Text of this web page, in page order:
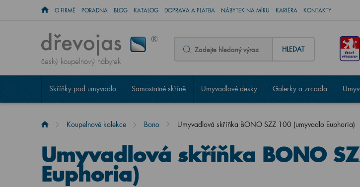
O FIRMĚ PORADNA BLOG KATALOG DOPRAVA A PLATBA NÁBYTEK NA MÍRU KARIÉRA KONTAKTY
český koupelnový nábytek
HLEDAT
Skříňky pod umyvadlo Samostatné skříně Umyvadlové desky Galerky a zrcadla
Koupelnové kolekce Bono Umyvadlová skříňka BONO SZZ 100 (umyvadlo Euphoria)
Umyvadlová skříňka BONO
Euphoria)